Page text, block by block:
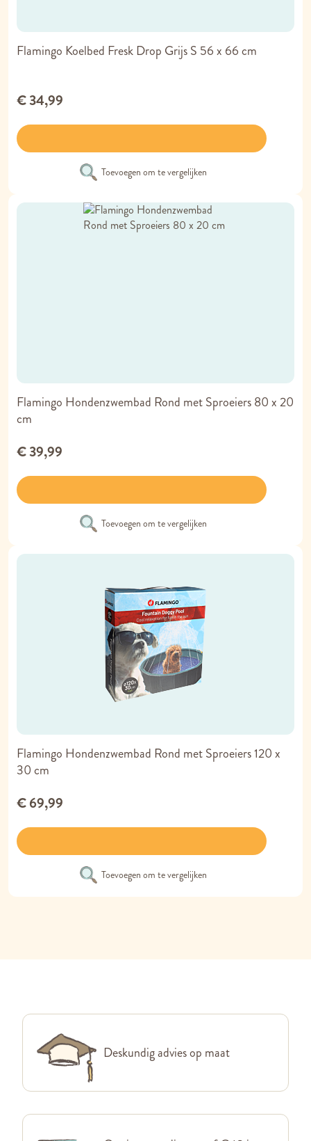
Flamingo Koelbed Fresk Drop Grijs S 56 x 66 cm
€ 34,99
Toevoegen om te vergelijken
Flamingo Hondenzwembad Rond met Sproeiers 80 x 20
cm
€ 39,99
Toevoegen om te vergelijken
Flamingo Hondenzwembad Rond met Sproeiers 120 x
30 cm
€ 69,99
Toevoegen om te vergelijken
Deskundig advies op maat